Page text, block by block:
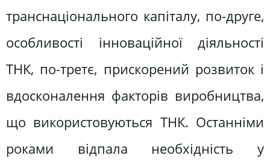
транснаціонального капіталу, по-друге,
особливості інноваційної діяльності
ТНК, по-третє, прискорений розвиток і
вдосконалення факторів виробництва,
що використовуються ТНК. Останніми
роками відпала необхідність у